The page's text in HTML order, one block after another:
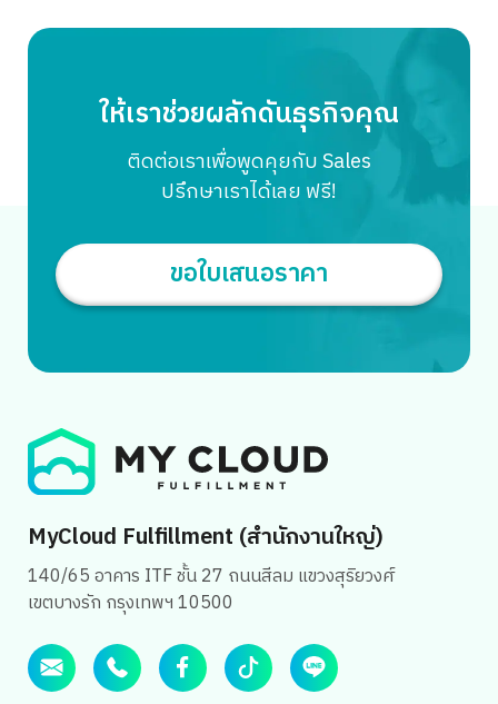
สามารถสื่อถึงคุณค่าและจุดยืนของแบรนด์ได้อย่างชัดเจน
นอกจากนี้ ยังต้องคำนึงถึงความเหมาะสมในการนำไปใช้ในสื่อ
ต่างๆ และความสามารถในการปรับใช้ได้หลากหลายรูปแบบโดย
ยังคงความโดดเด่นและเป็นที่จดจำ Brand Values and […]
Lazada และ TikTok Shop ต้องส่งภายในกี่วัน และทำยังไงให้
ส่งทัน 100% ทุกออเดอร์โดยไม่ต้องเฝ้าหน้าจอ SLA คืออะไร?
Agreement) ในวงการ E-Commerce หมายถึง “ข้อตกลง
ระดับการให้บริการ” หรือพูดง่ายๆ คือ “เส้นตาย (Deadline)”
ที่แพลตฟอร์มกำหนดว่าร้านค้าต้องส่งมอบพัสดุให้ขนส่งภายใน
กี่วันหลังจากได้รับคำสั่งซื้อ หากทำไม่ได้ตามกำหนด ร้านค้าจะ
โดนลงโทษด้วยการหักคะแนนความประพฤติ (Penalty Points)
ซึ่งส่งผลต่อการมองเห็นและยอดขายโดยตรง เจาะลึก […]
ให้เราช่วยผลักดันธุรกิจคุณ
ติดต่อเราเพื่อพูดคุยกับ Sales
ปรึกษาเราได้เลย ฟรี!
ขอใบเสนอราคา
MyCloud Fulfillment (สำนักงานใหญ่)
140/65 อาคาร ITF ชั้น 27 ถนนสีลม แขวงสุริยวงศ์
เขตบางรัก กรุงเทพฯ 10500